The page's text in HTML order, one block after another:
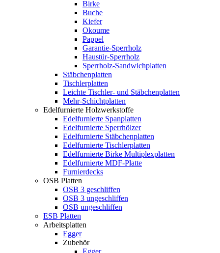
Birke
Buche
Kiefer
Okoume
Pappel
Garantie-Sperrholz
Haustür-Sperrholz
Sperrholz-Sandwichplatten
Stäbchenplatten
Tischlerplatten
Leichte Tischler- und Stäbchenplatten
Mehr-Schichtplatten
Edelfurnierte Holzwerkstoffe
Edelfurnierte Spanplatten
Edelfurnierte Sperrhölzer
Edelfurnierte Stäbchenplatten
Edelfurnierte Tischlerplatten
Edelfurnierte Birke Multiplexplatten
Edelfurnierte MDF-Platte
Furnierdecks
OSB Platten
OSB 3 geschliffen
OSB 3 ungeschliffen
OSB ungeschliffen
ESB Platten
Arbeitsplatten
Egger
Zubehör
Egger